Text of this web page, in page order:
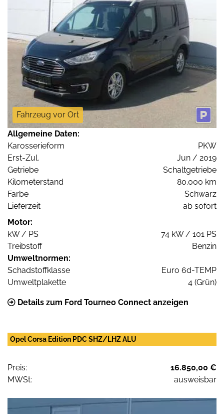
Fahrzeug vor Ort
Allgemeine Daten:
Karosserieform
PKW
Erst-Zul.
Jun / 2019
Getriebe
Schaltgetriebe
Kilometerstand
80.000 km
Farbe
Schwarz
Lieferzeit
ab sofort
Motor:
kW / PS
74 kW / 101 PS
Treibstoff
Benzin
Umweltnormen:
Schadstoffklasse
Euro 6d-TEMP
Umweltplakette
4 (Grün)
Details zum Ford Tourneo Connect anzeigen
Opel Corsa Edition PDC SHZ/LHZ ALU
Preis:
16.850,00 €
MWSt:
ausweisbar